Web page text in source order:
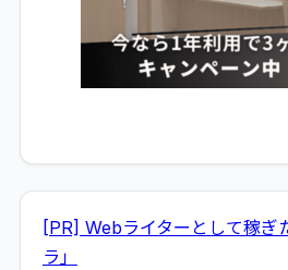
[PR] Webライターとして稼ぎ
ラ」